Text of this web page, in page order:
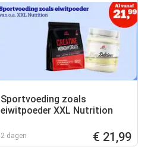
Sportvoeding zoals
eiwitpoeder XXL Nutrition
2 dagen € 21,99